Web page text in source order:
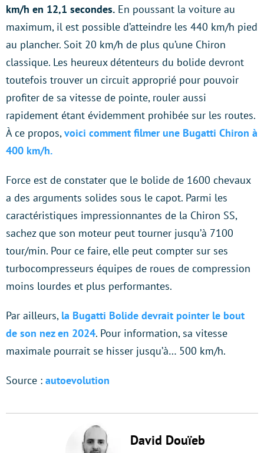
km/h en 12,1 secondes. En poussant la voiture au
maximum, il est possible d’atteindre les 440 km/h pied
au plancher. Soit 20 km/h de plus qu’une Chiron
classique. Les heureux détenteurs du bolide devront
toutefois trouver un circuit approprié pour pouvoir
profiter de sa vitesse de pointe, rouler aussi
rapidement étant évidemment prohibée sur les routes.
À ce propos,voici comment filmer une Bugatti Chiron à
400 km/h.
Force est de constater que le bolide de 1600 chevaux
a des arguments solides sous le capot. Parmi les
caractéristiques impressionnantes de la Chiron SS,
sachez que son moteur peut tourner jusqu’à 7100
tour/min. Pour ce faire, elle peut compter sur ses
turbocompresseurs équipes de roues de compression
moins lourdes et plus performantes.
Par ailleurs, la Bugatti Bolide devrait pointer le bout
de son nez en 2024. Pour information, sa vitesse
maximale pourrait se hisser jusqu’à… 500 km/h.
Source : autoevolution
David Douïeb